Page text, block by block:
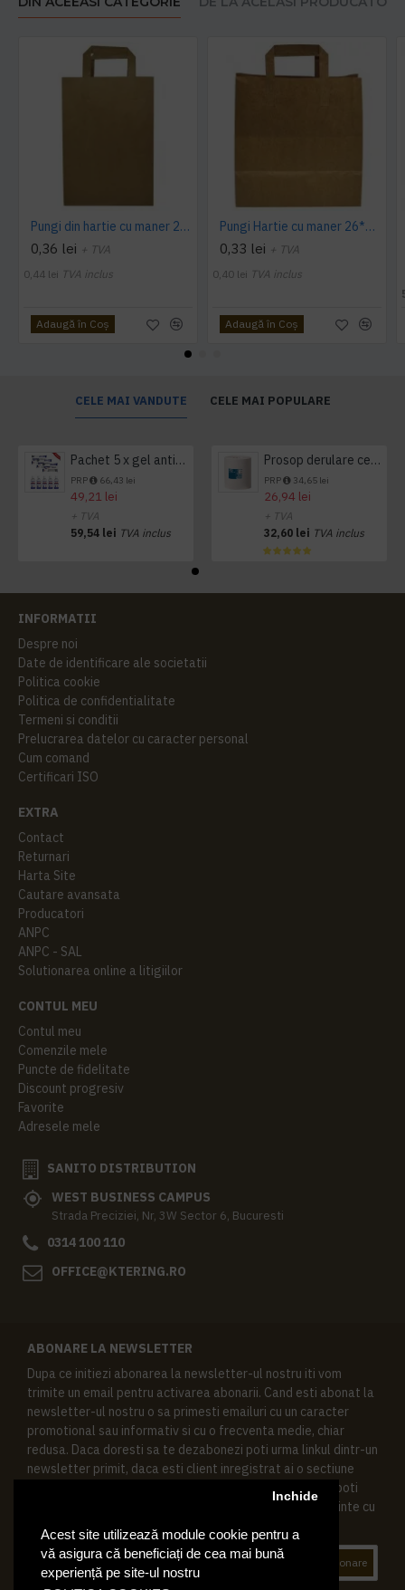
Acest site utilizează module cookie pentru a
vă asigura că beneficiați de cea mai bună
experiență pe site-ul nostru
Inchide
Pungi din hartie cu maner 28*17*29 cm, 250 buc/ bax
0,36 lei + TVA
0,44 lei TVA inclus
Adaugă în Coş
Pungi Hartie cu maner 26*14*29 cm, bax 250
0,33 lei + TVA
0,40 lei TVA inclus
Adaugă în Coş
CELE MAI VANDUTE CELE MAI POPULARE
Pachet 5 x gel antibacterian 50ml si 3 x Servetele antibacteriene 48 buc Hygienium
PRP 66,43 lei
49,21 lei
+ TVA
59,54 lei TVA inclus
Prosop derulare centrala 1 pliu, 300 m Tork
PRP 34,65 lei
26,94 lei
+ TVA
32,60 lei TVA inclus
INFORMATII
Despre noi
Date de identificare ale societatii
Politica cookie
Politica de confidentialitate
Termeni si conditii
Prelucrarea datelor cu caracter personal
Cum comand
Certificari ISO
EXTRA
Contact
Returnari
Harta Site
Cautare avansata
Producatori
ANPC
ANPC - SAL
Solutionarea online a litigiilor
CONTUL MEU
Contul meu
Comenzile mele
Puncte de fidelitate
Discount progresiv
Favorite
Adresele mele
SANITO DISTRIBUTION
WEST BUSINESS CAMPUS
Strada Preciziei, Nr, 3W Sector 6, Bucuresti
0314 100 110
OFFICE@KTERING.RO
ABONARE LA NEWSLETTER
Dupa ce initiezi abonarea la newsletter-ul nostru iti vom
trimite un email pentru activarea abonarii. Cand esti abonat la
newsletter-ul nostru o sa primesti emailuri cu un caracter
promotional sau informativ si cu o frecventa medie, chiar
redusa. Daca doresti sa te dezabonezi poti urma linkul dintr-un
newsletter primit, daca esti client inregistrat ai o sectiune
speciala in contul tau in acest scop, si de asemenea ne poti
contacta oricand pe email pentru orice intrebari sau cerinte cu
Abonare